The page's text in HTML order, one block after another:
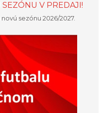
V PREDAJI!
sezónu 2026/2027.